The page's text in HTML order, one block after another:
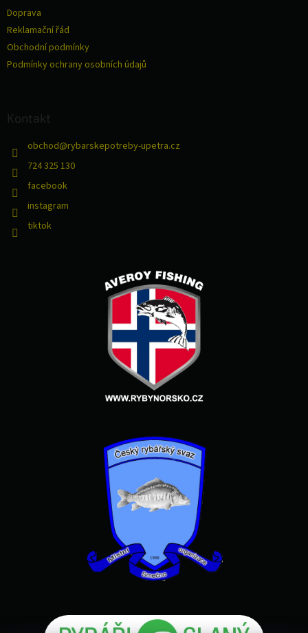
Doprava
Reklamační řád
Obchodní podmínky
Podmínky ochrany osobních údajů
Kontakt
obchod@rybarskepotreby-upetra.cz
724 325 130
facebook
instagram
tiktok